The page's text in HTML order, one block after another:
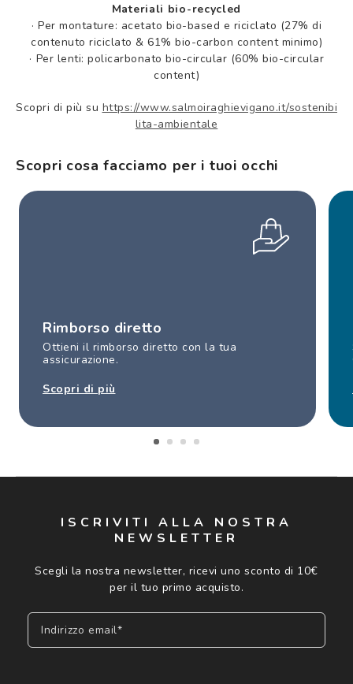
Materiali bio-recycled
· Per montature: acetato bio-based e riciclato (27% di
contenuto riciclato & 61% bio-carbon content minimo)
· Per lenti: policarbonato bio-circular (60% bio-circular
content)
Scopri di più su https://www.salmoiraghievigano.it/sostenibi
lita-ambientale
Scopri cosa facciamo per i tuoi occhi
Rimborso diretto
Ottieni il rimborso diretto con la tua
assicurazione.
Scopri di più
ISCRIVITI ALLA NOSTRA
NEWSLETTER
Scegli la nostra newsletter, ricevi uno sconto di 10€
per il tuo primo acquisto.
Indirizzo email*